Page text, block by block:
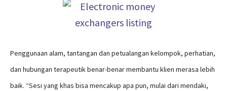
Penggunaan alam, tantangan dan petualangan kelompok, perhatian,
dan hubungan terapeutik benar-benar membantu klien merasa lebih
baik. “Sesi yang khas bisa mencakup apa pun, mulai dari mendaki,